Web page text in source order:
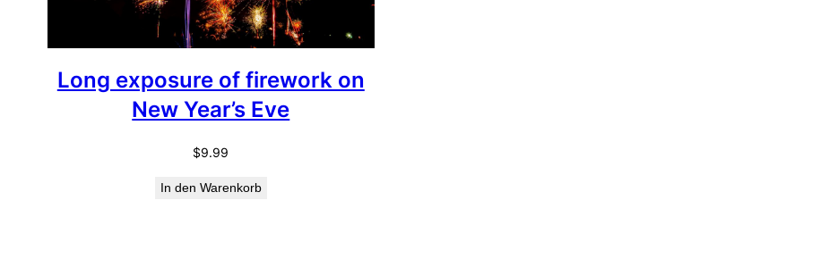
Long exposure of firework on
New Year’s Eve
$9.99
In den Warenkorb